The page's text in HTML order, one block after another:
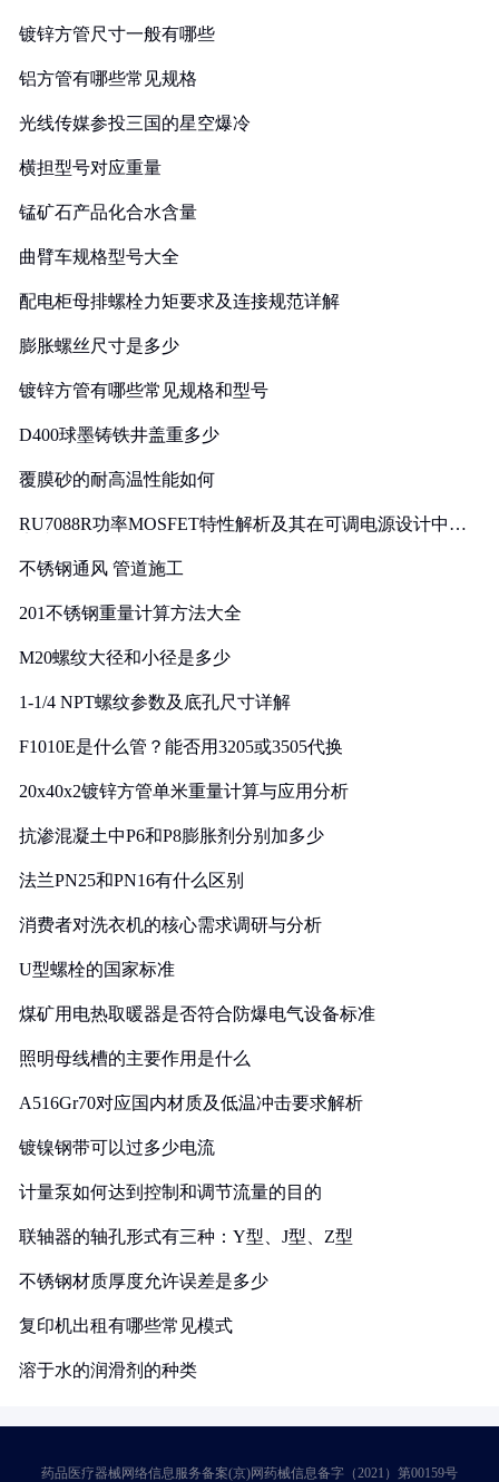
镀锌方管尺寸一般有哪些
铝方管有哪些常见规格
光线传媒参投三国的星空爆冷
横担型号对应重量
锰矿石产品化合水含量
曲臂车规格型号大全
配电柜母排螺栓力矩要求及连接规范详解
膨胀螺丝尺寸是多少
镀锌方管有哪些常见规格和型号
D400球墨铸铁井盖重多少
覆膜砂的耐高温性能如何
RU7088R功率MOSFET特性解析及其在可调电源设计中的
不锈钢通风 管道施工
201不锈钢重量计算方法大全
M20螺纹大径和小径是多少
1-1/4 NPT螺纹参数及底孔尺寸详解
F1010E是什么管？能否用3205或3505代换
20x40x2镀锌方管单米重量计算与应用分析
抗渗混凝土中P6和P8膨胀剂分别加多少
法兰PN25和PN16有什么区别
消费者对洗衣机的核心需求调研与分析
U型螺栓的国家标准
煤矿用电热取暖器是否符合防爆电气设备标准
照明母线槽的主要作用是什么
A516Gr70对应国内材质及低温冲击要求解析
镀镍钢带可以过多少电流
计量泵如何达到控制和调节流量的目的
联轴器的轴孔形式有三种：Y型、J型、Z型
不锈钢材质厚度允许误差是多少
复印机出租有哪些常见模式
溶于水的润滑剂的种类
药品医疗器械网络信息服务备案(京)网药械信息备字（2021）第00159号